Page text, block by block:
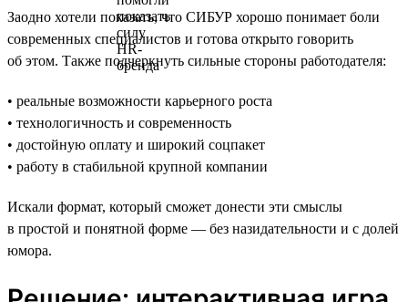
Заодно хотели показать, что СИБУР хорошо понимает боли
современных специалистов и готова открыто говорить
об этом. Также подчеркнуть сильные стороны работодателя:
• реальные возможности карьерного роста
• технологичность и современность
• достойную оплату и широкий соцпакет
• работу в стабильной крупной компании
Искали формат, который сможет донести эти смыслы
в простой и понятной форме — без назидательности и с долей
юмора.